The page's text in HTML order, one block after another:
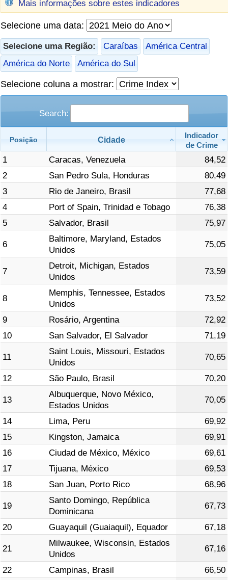
Mais informações sobre estes indicadores
Selecione uma data:
Selecione uma Região: Caraíbas
América Central
América do Norte
América do Sul
Selecione coluna a mostrar:
Search:
Posição Cidade
Indicador
de Crime
1 Caracas, Venezuela
84,52
2
San Pedro Sula, Honduras
80,49
3
Rio de Janeiro, Brasil
77,68
4
Port of Spain, Trinidad e Tobago
76,38
5
Salvador, Brasil 75,97
6
Baltimore, Maryland, Estados
Unidos
75,05
7
Detroit, Michigan, Estados
Unidos
73,59
8
Memphis, Tennessee, Estados
Unidos
73,52
9 Rosário, Argentina
72,92
10
San Salvador, El Salvador 71,19
11
Saint Louis, Missouri, Estados
Unidos
70,65
12 São Paulo, Brasil 70,20
13
Albuquerque, Novo México,
Estados Unidos
70,05
14 Lima, Peru
69,92
15
Kingston, Jamaica
69,91
16
Ciudad de México, México
69,61
17
Tijuana, México
69,53
18
San Juan, Porto Rico 68,96
19
Santo Domingo, República
Dominicana
67,73
20 Guayaquil (Guaiaquil), Equador 67,18
21
Milwaukee, Wisconsin, Estados
Unidos
67,16
22 Campinas, Brasil
66,50
Indicador de Saúde (Atual)
Indicador de Saúde
Indicador de Saúde por País
Índice de poluição
Indicador de Poluição por País
Indicador de Trânsito
Indicador de Trânsito (Atual)
Indicador de Trânsito por País